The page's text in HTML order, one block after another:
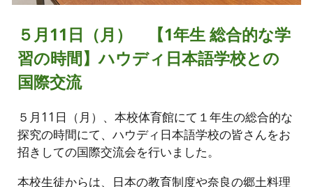
５月11日（月） 【1年生 総合的な学
習の時間】ハウディ日本語学校との
国際交流
５月11日（月）、本校体育館にて１年生の総合的な
探究の時間にて、ハウディ日本語学校の皆さんをお
招きしての国際交流会を行いました。
本校生徒からは、日本の教育制度や奈良の郷土料理